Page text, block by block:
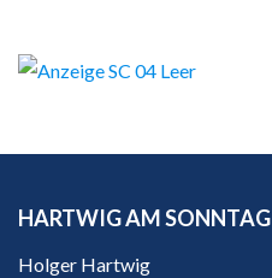
HARTWIG AM SONNTAG
Holger Hartwig